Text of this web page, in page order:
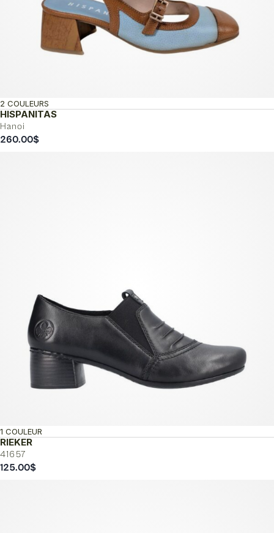
HISPANITAS
Hanoi
2 COULEURS
260.00$
RIEKER
41657
1 COULEUR
125.00$